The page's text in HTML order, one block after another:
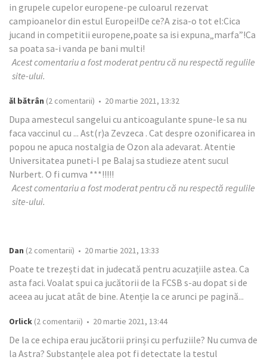
in grupele cupelor europene-pe culoarul rezervat
campioanelor din estul Europei!De ce?A zisa-o tot el:Cica
jucand in competitii europene,poate sa isi expuna„marfa”!Ca
sa poata sa-i vanda pe bani multi!
Acest comentariu a fost moderat pentru că nu respectă regulile
site-ului.
ăl bătrân (2 comentarii) • 20 martie 2021, 13:32
Dupa amestecul sangelui cu anticoagulante spune-le sa nu
faca vaccinul cu ... Ast(r)a Zevzeca . Cat despre ozonificarea in
popou ne apuca nostalgia de Ozon ala adevarat. Atentie
Universitatea puneti-l pe Balaj sa studieze atent sucul
Nurbert. O fi cumva ***!!!!!
Acest comentariu a fost moderat pentru că nu respectă regulile
site-ului.
Dan (2 comentarii) • 20 martie 2021, 13:33
Poate te trezești dat in judecată pentru acuzațiile astea. Ca
asta faci. Voalat spui ca jucătorii de la FCSB s-au dopat si de
aceea au jucat atât de bine. Atenție la ce arunci pe pagină...
Orlick (2 comentarii) • 20 martie 2021, 13:44
De la ce echipa erau jucătorii prinși cu perfuziile? Nu cumva de
la Astra? Substanțele alea pot fi detectate la testul